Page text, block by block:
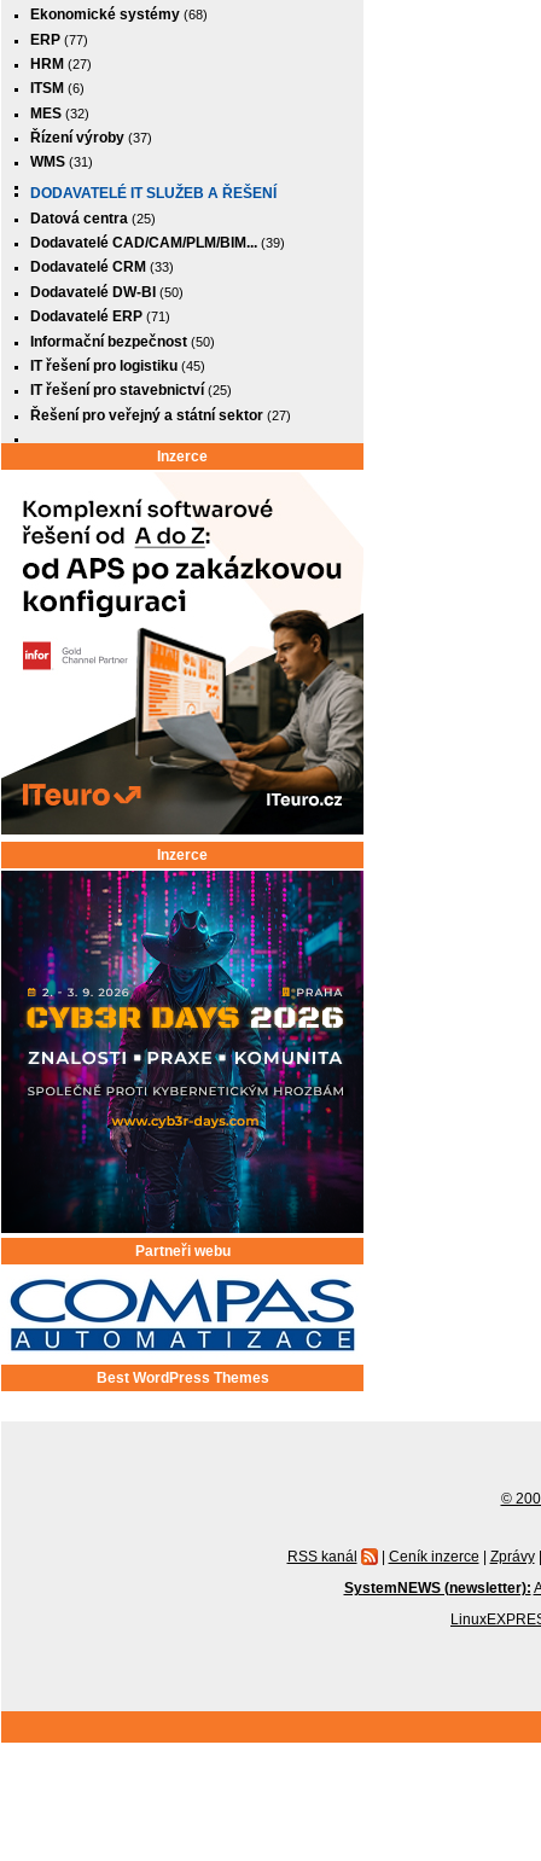
Ekonomické systémy (68)
ERP (77)
HRM (27)
ITSM (6)
MES (32)
Řízení výroby (37)
WMS (31)
DODAVATELÉ IT SLUŽEB A ŘEŠENÍ
Datová centra (25)
Dodavatelé CAD/CAM/PLM/BIM... (39)
Dodavatelé CRM (33)
Dodavatelé DW-BI (50)
Dodavatelé ERP (71)
Informační bezpečnost (50)
IT řešení pro logistiku (45)
IT řešení pro stavebnictví (25)
Řešení pro veřejný a státní sektor (27)
Inzerce
Inzerce
Partneři webu
Best WordPress Themes
©
RSS kanál | Ceník inzerce | Zprávy |
SystemNEWS (newsletter):